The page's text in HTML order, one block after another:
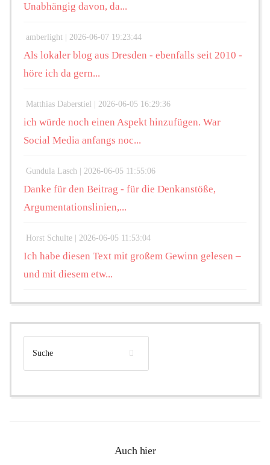
Unabhängig davon, da...
amberlight | 2026-06-07 19:23:44
Als lokaler blog aus Dresden - ebenfalls seit 2010 -
höre ich da gern...
Matthias Daberstiel | 2026-06-05 16:29:36
ich würde noch einen Aspekt hinzufügen. War
Social Media anfangs noc...
Gundula Lasch | 2026-06-05 11:55:06
Danke für den Beitrag - für die Denkanstöße,
Argumentationslinien,...
Horst Schulte | 2026-06-05 11:53:04
Ich habe diesen Text mit großem Gewinn gelesen –
und mit diesem etw...
Auch hier